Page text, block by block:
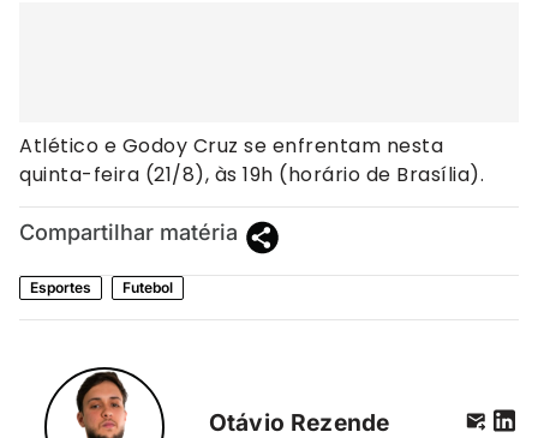
Atlético e Godoy Cruz se enfrentam nesta
quinta-feira (21/8), às 19h (horário de Brasília).
Compartilhar matéria
Esportes Futebol
Otávio Rezende